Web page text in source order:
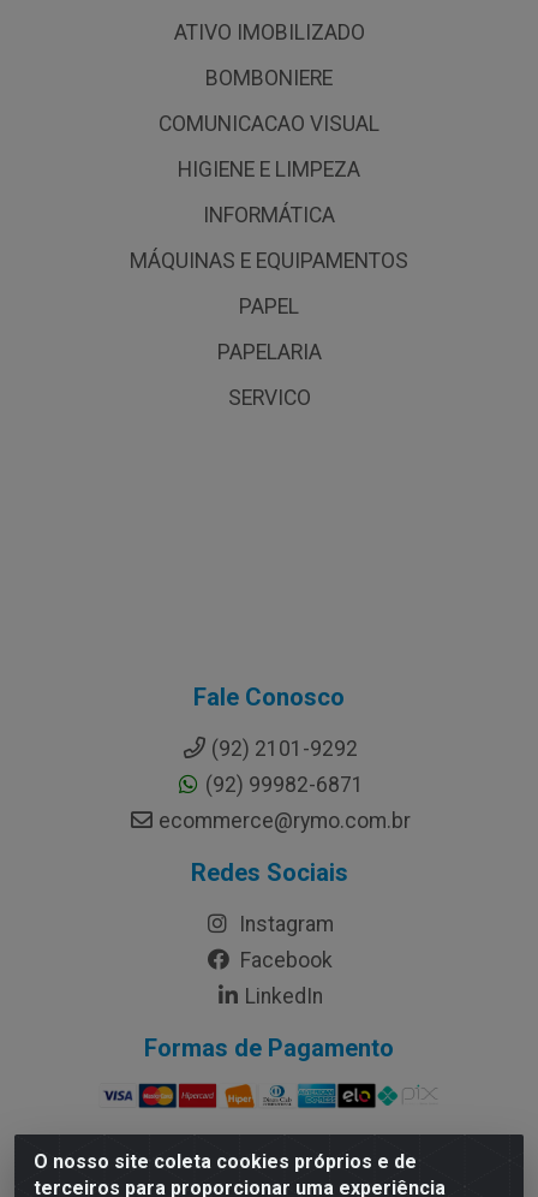
O nosso site coleta cookies próprios e de
terceiros para proporcionar uma experiência
ATIVO IMOBILIZADO
BOMBONIERE
COMUNICACAO VISUAL
HIGIENE E LIMPEZA
INFORMÁTICA
MÁQUINAS E EQUIPAMENTOS
PAPEL
PAPELARIA
SERVICO
Fale Conosco
(92) 2101-9292
(92) 99982-6871
ecommerce@rymo.com.br
Redes Sociais
Instagram
Facebook
LinkedIn
Formas de Pagamento
Rymo Imagem e Produtos Gráficos da Amazonia LTDA -